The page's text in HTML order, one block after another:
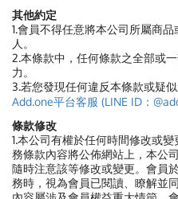
其他約定
1.會員不得任意將本公司所屬商
人。
2.本條款中，任何條款之全部或
力。
3.若您發現任何違反本條款或疑
Add.one平台客服 (LINE ID：
條款修改
1.本公司有權於任何時間修改或
務條款內容將公佈網站上，本公
隨時注意該等修改或變更。會員
務時，視為會員已閱讀、瞭解並